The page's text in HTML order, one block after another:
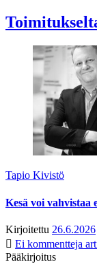
Tapio Kivistö
Kesä voi vahvistaa
Kirjoitettu 26.6.2026
Ei kommentteja
Pääkirjoitus